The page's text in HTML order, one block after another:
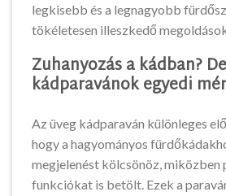
legkisebb és a legnagyobb
tökéletesen illeszkedő
Zuhanyozás a kádban?
kádparavánok egyedi
Az üveg kádparaván különleges
hogy a hagyományos
megjelenést kölcsönöz, miközben
funkciókat is betölt. Ezek a